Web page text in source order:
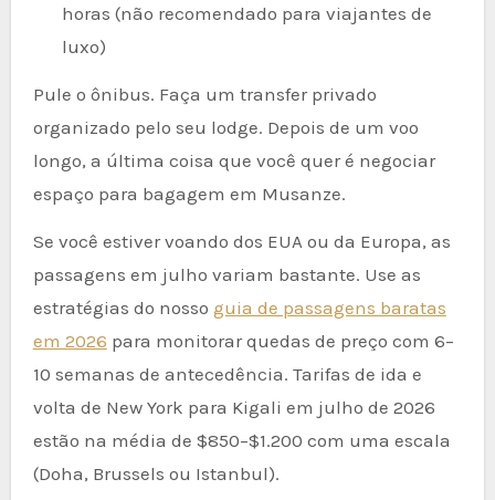
horas (não recomendado para viajantes de
luxo)
Pule o ônibus. Faça um transfer privado
organizado pelo seu lodge. Depois de um voo
longo, a última coisa que você quer é negociar
espaço para bagagem em Musanze.
Se você estiver voando dos EUA ou da Europa, as
passagens em julho variam bastante. Use as
estratégias do nosso guia de passagens baratas
em 2026 para monitorar quedas de preço com 6–
10 semanas de antecedência. Tarifas de ida e
volta de New York para Kigali em julho de 2026
estão na média de $850–$1.200 com uma escala
(Doha, Brussels ou Istanbul).